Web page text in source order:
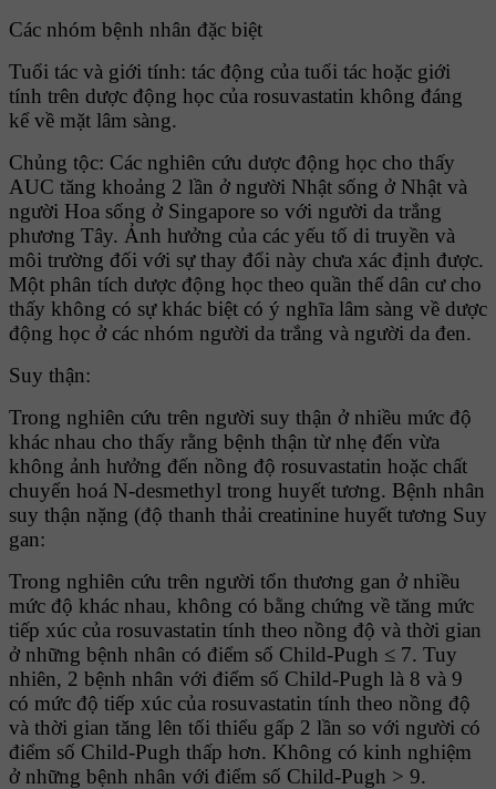
Các nhóm bệnh nhân đặc biệt
Tuổi tác và giới tính: tác động của tuổi tác hoặc giới
tính trên dược động học của rosuvastatin không đáng
kể về mặt lâm sàng.
Chủng tộc: Các nghiên cứu dược động học cho thấy
AUC tăng khoảng 2 lần ở người Nhật sống ở Nhật và
người Hoa sống ở Singapore so với người da trắng
phương Tây. Ảnh hưởng của các yếu tố di truyền và
môi trường đối với sự thay đổi này chưa xác định được.
Một phân tích dược động học theo quần thể dân cư cho
thấy không có sự khác biệt có ý nghĩa lâm sàng về dược
động học ở các nhóm người da trắng và người da đen.
Suy thận:
Trong nghiên cứu trên người suy thận ở nhiều mức độ
khác nhau cho thấy rằng bệnh thận từ nhẹ đến vừa
không ảnh hưởng đến nồng độ rosuvastatin hoặc chất
chuyển hoá N-desmethyl trong huyết tương. Bệnh nhân
suy thận nặng (độ thanh thải creatinine huyết tương Suy
gan:
Trong nghiên cứu trên người tổn thương gan ở nhiều
mức độ khác nhau, không có bằng chứng về tăng mức
tiếp xúc của rosuvastatin tính theo nồng độ và thời gian
ở những bệnh nhân có điểm số Child-Pugh ≤ 7. Tuy
nhiên, 2 bệnh nhân với điểm số Child-Pugh là 8 và 9
có mức độ tiếp xúc của rosuvastatin tính theo nồng độ
và thời gian tăng lên tối thiểu gấp 2 lần so với người có
điểm số Child-Pugh thấp hơn. Không có kinh nghiệm
ở những bệnh nhân với điểm số Child-Pugh > 9.